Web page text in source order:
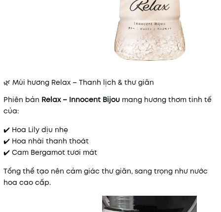
🌿 Mùi hương Relax – Thanh lịch & thư giãn
Phiên bản Relax – Innocent Bijou mang hương thơm tinh tế
của:
✔️ Hoa Lily dịu nhẹ
✔️ Hoa nhài thanh thoát
✔️ Cam Bergamot tươi mát
Tổng thể tạo nên cảm giác thư giãn, sang trọng như nước
hoa cao cấp.